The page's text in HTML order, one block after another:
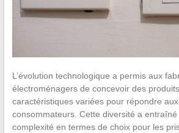
L’évolution technologique a permis aux
électroménagers de concevoir des
caractéristiques variées pour répondre
consommateurs. Cette diversité a
complexité en termes de choix pour les